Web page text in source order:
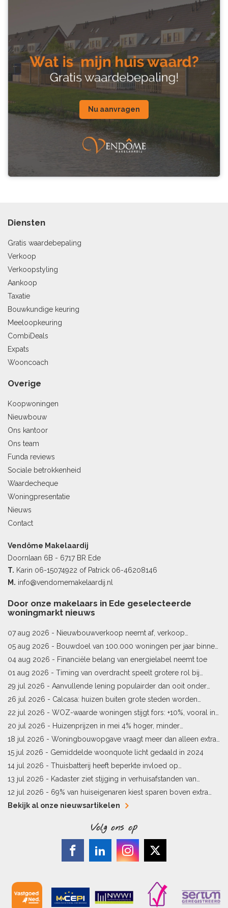
Nu aanvragen
Diensten
Gratis waardebepaling
Verkoop
Verkoopstyling
Aankoop
Taxatie
Bouwkundige keuring
Meeloopkeuring
CombiDeals
Expats
Wooncoach
Overige
Koopwoningen
Nieuwbouw
Ons kantoor
Ons team
Funda reviews
Sociale betrokkenheid
Waardecheque
Woningpresentatie
Nieuws
Contact
Vendôme Makelaardij
Doornlaan 6B - 6717 BR Ede
T. Karin 06-15074922 of Patrick 06-46208146
M. info@vendomemakelaardij.nl
Door onze makelaars in Ede geselecteerde
woningmarkt nieuws
07 aug 2026 - Nieuwbouwverkoop neemt af, verkoop
bestaande woningen stijgt
05 aug 2026 - Bouwdoel van 100.000 woningen per jaar binnen
bereik
04 aug 2026 - Financiële belang van energielabel neemt toe
01 aug 2026 - Timing van overdracht speelt grotere rol bij
woningprijs
29 jul 2026 - Aanvullende lening populairder dan ooit onder
starters
26 jul 2026 - Calcasa: huizen buiten grote steden worden
sneller meer waard
22 jul 2026 - WOZ-waarde woningen stijgt fors: +10%, vooral in
Limburg en Pekela
20 jul 2026 - Huizenprijzen in mei 4% hoger, minder
woningverkopen
18 jul 2026 - Woningbouwopgave vraagt meer dan alleen extra
vergunningen
15 jul 2026 - Gemiddelde woonquote licht gedaald in 2024
14 jul 2026 - Thuisbatterij heeft beperkte invloed op
energielabel
13 jul 2026 - Kadaster ziet stijging in verhuisafstanden van
kopers
12 jul 2026 - 69% van huiseigenaren kiest sparen boven extra
hypotheekaflossing
Bekijk al onze nieuwsartikelen
Volg ons op